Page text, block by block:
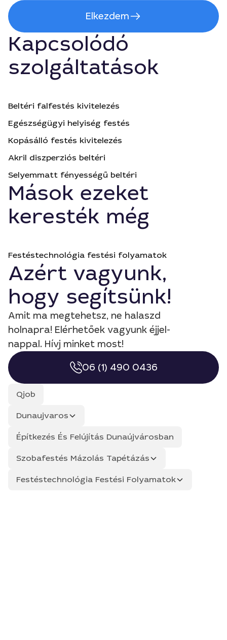
Elkezdem
Kapcsolódó
szolgáltatások
Beltéri falfestés kivitelezés
Egészségügyi helyiség festés
Kopásálló festés kivitelezés
Akril diszperziós beltéri
Selyemmatt fényességű beltéri
Mások ezeket
keresték még
Festéstechnológia festési folyamatok
Azért vagyunk,
hogy segítsünk!
Amit ma megtehetsz, ne halaszd
holnapra! Elérhetőek vagyunk éjjel-
nappal. Hívj minket most!
06 (1) 490 0436
Qjob
Dunaujvaros
Építkezés És Felújítás Dunaújvárosban
Szobafestés Mázolás Tapétázás
Festéstechnológia Festési Folyamatok